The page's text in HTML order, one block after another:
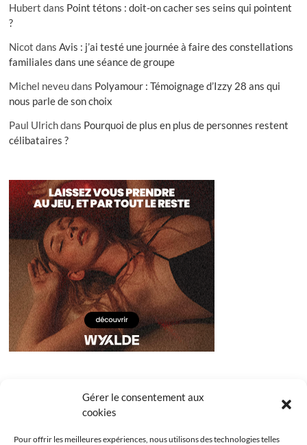
Gérer le consentement aux
cookies
Pour offrir les meilleures expériences, nous utilisons des technologies telles
Hubert dans Point tétons : doit-on cacher ses seins qui pointent
?
Nicot dansAvis : j’ai testé une journée à faire des constellations
familiales dans une séance de groupe
Michel neveudans Polyamour : Témoignage d’Izzy 28 ans qui
nous parle de son choix
Paul Ulrichdans Pourquoi de plus en plus de personnes restent
célibataires ?